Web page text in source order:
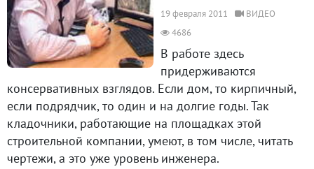
19 февраля 2011
ВИДЕО
4686
В работе здесь
придерживаются
консервативных взглядов. Если дом, то кирпичный,
если подрядчик, то один и на долгие годы. Так
кладочники, работающие на площадках этой
строительной компании, умеют, в том числе, читать
чертежи, а это уже уровень инженера.